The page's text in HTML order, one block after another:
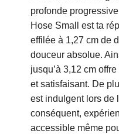
profonde
Hose Small est ta
effilée à 1,27 cm de
douceur absolue.
jusqu’à 3,12 cm
et satisfaisant. De
est indulgent lors de
conséquent,
accessible même